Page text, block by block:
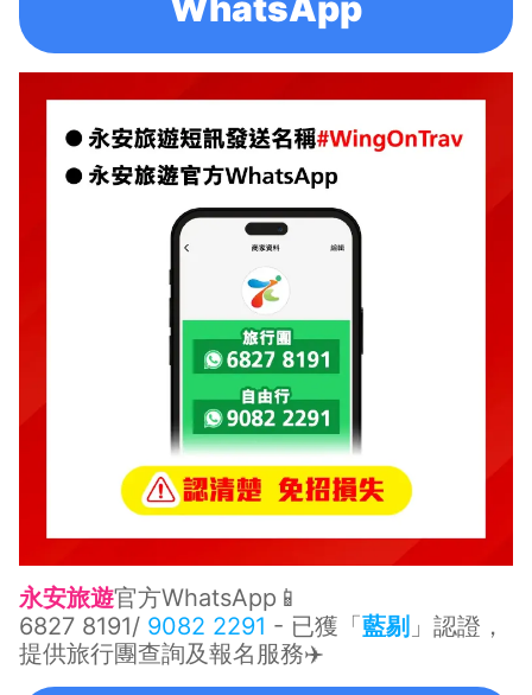
永安旅遊官方WhatsApp📱
6827 8191/ 9082 2291 - 已獲「藍剔 」認證，
提供旅行團查詢及報名服務✈️